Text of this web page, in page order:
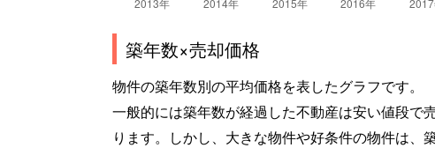
築年数×売却価格
物件の築年数別の平均価格を表したグラフです。
一般的には築年数が経過した不動産は安い値段で
ります。しかし、大きな物件や好条件の物件は、